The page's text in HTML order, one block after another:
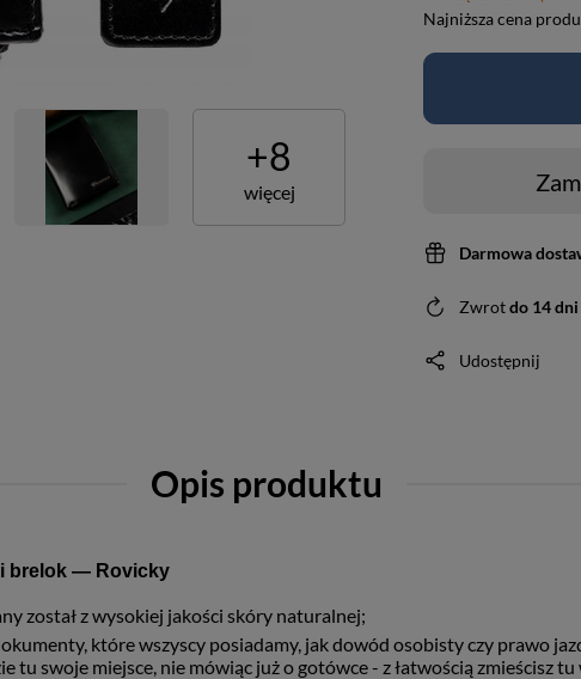
+8
więcej
Najniższa cena
Darmowa
Zwrotdo 14dni
Udostępnij
Opis produktu
i brelok — Rovicky
został z wysokiej jakości skóry naturalnej;
które wszyscy posiadamy, jak dowód osobisty czy prawo
tu swoje miejsce, nie mówiąc już o gotówce - z łatwością zmieścisz